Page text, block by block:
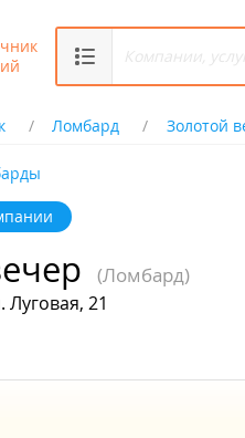
Ломбард Золотой
(Ломбард)
Луговая, 21